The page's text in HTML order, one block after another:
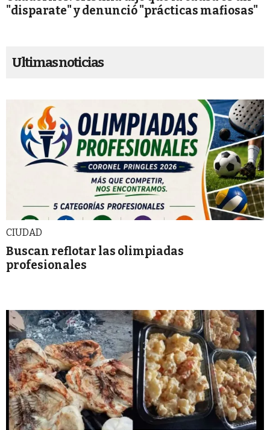
"disparate" y denunció "prácticas mafiosas"
Ultimas noticias
CIUDAD
Buscan reflotar las olimpiadas
profesionales